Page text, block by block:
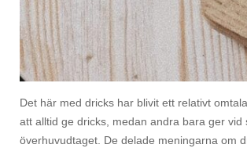
Det här med dricks har blivit ett relativt
att alltid ge dricks, medan andra bara ger
överhuvudtaget. De delade meningarna om